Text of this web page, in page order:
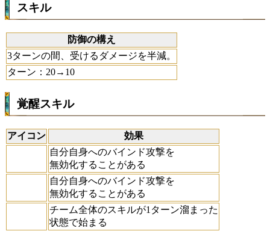
スキル
防御の構え
3ターンの間、受けるダメージを半減。
ターン：20→10
覚醒スキル
アイコン
効果
自分自身へのバインド攻撃を
無効化することがある
自分自身へのバインド攻撃を
無効化することがある
チーム全体のスキルが1ターン溜まった
状態で始まる